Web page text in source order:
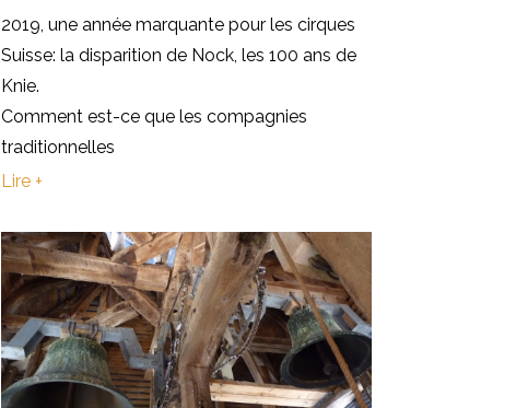
2019, une année marquante pour les cirques
Suisse: la disparition de Nock, les 100 ans de
Knie.
Comment est-ce que les compagnies
traditionnelles
Lire +